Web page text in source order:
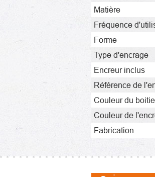
Matière
Fréquence
Forme
Type d'encrage
Encreur inclus
Référence de
Couleur du
Couleur de
Fabrication